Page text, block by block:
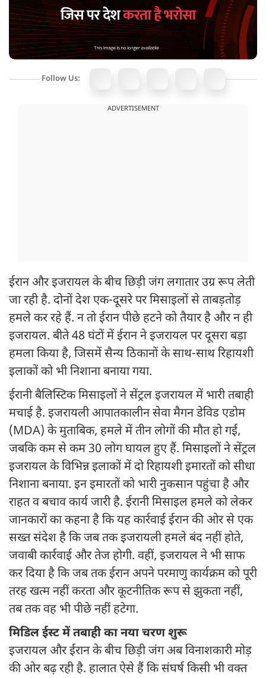
Follow Us:
ADVERTISEMENT
ईरान और इजरायल के बीच छिड़ी जंग लगातार उग्र रूप लेती
जा रही है. दोनों देश एक-दूसरे पर मिसाइलों से ताबड़तोड़
हमले कर रहे हैं. न तो ईरान पीछे हटने को तैयार है और न ही
इजरायल. बीते 48 घंटों में ईरान ने इजरायल पर दूसरा बड़ा
हमला किया है, जिसमें सैन्य ठिकानों के साथ-साथ रिहायशी
इलाकों को भी निशाना बनाया गया.
ईरानी बैलिस्टिक मिसाइलों ने सेंट्रल इजरायल में भारी तबाही
मचाई है. इजरायली आपातकालीन सेवा मैगन डेविड एडोम
(MDA) के मुताबिक, हमले में तीन लोगों की मौत हो गई,
जबकि कम से कम 30 लोग घायल हुए हैं. मिसाइलों ने सेंट्रल
इजरायल के विभिन्न इलाकों में दो रिहायशी इमारतों को सीधा
निशाना बनाया. इन इमारतों को भारी नुकसान पहुंचा है और
राहत व बचाव कार्य जारी है. ईरानी मिसाइल हमले को लेकर
जानकारों का कहना है कि यह कार्रवाई ईरान की ओर से एक
सख्त संदेश है कि जब तक इजरायली हमले बंद नहीं होते,
जवाबी कार्रवाई और तेज होगी. वहीं, इजरायल ने भी साफ
कर दिया है कि जब तक ईरान अपने परमाणु कार्यक्रम को पूरी
तरह खत्म नहीं करता और कूटनीतिक रूप से झुकता नहीं,
तब तक वह भी पीछे नहीं हटेगा.
मिडिल ईस्ट में तबाही का नया चरण शुरू
इजरायल और ईरान के बीच छिड़ी जंग अब विनाशकारी मोड़
की ओर बढ़ रही है. हालात ऐसे हैं कि संघर्ष किसी भी वक्त